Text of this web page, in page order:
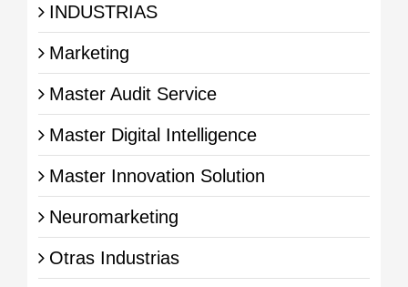
INDUSTRIAS
Marketing
Master Audit Service
Master Digital Intelligence
Master Innovation Solution
Neuromarketing
Otras Industrias